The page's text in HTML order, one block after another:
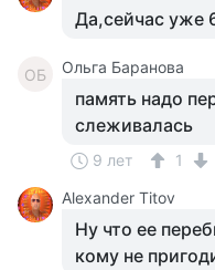
Да,сейчас уже
ОБ Ольга Баранова
память надо
слеживалась
9 лет
1
Alexander Titov
Ну что ее
кому не